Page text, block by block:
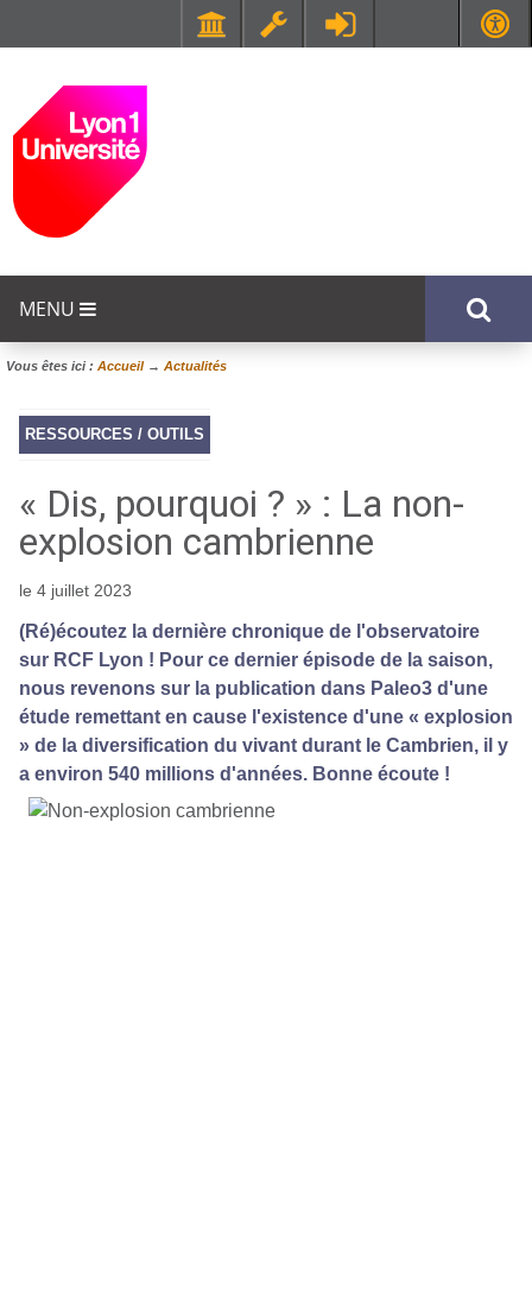
MENU
Vous êtes ici : Accueil→ Actualités
RESSOURCES / OUTILS
« Dis, pourquoi ? » : La non-
explosion cambrienne
le 4 juillet 2023
(Ré)écoutez la dernière chronique de l'observatoire
sur RCF Lyon ! Pour ce dernier épisode de la saison,
nous revenons sur la publication dans Paleo3 d'une
étude remettant en cause l'existence d'une « explosion
» de la diversification du vivant durant le Cambrien, il y
a environ 540 millions d'années. Bonne écoute !